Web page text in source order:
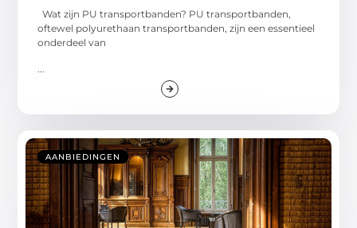
Wat zijn PU transportbanden? PU transportbanden,
oftewel polyurethaan transportbanden, zijn een essentieel
onderdeel van
AANBIEDINGEN